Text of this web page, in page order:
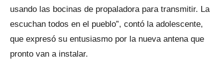
usando las bocinas de propaladora para transmitir. La
escuchan todos en el pueblo”, contó la adolescente,
que expresó su entusiasmo por la nueva antena que
pronto van a instalar.